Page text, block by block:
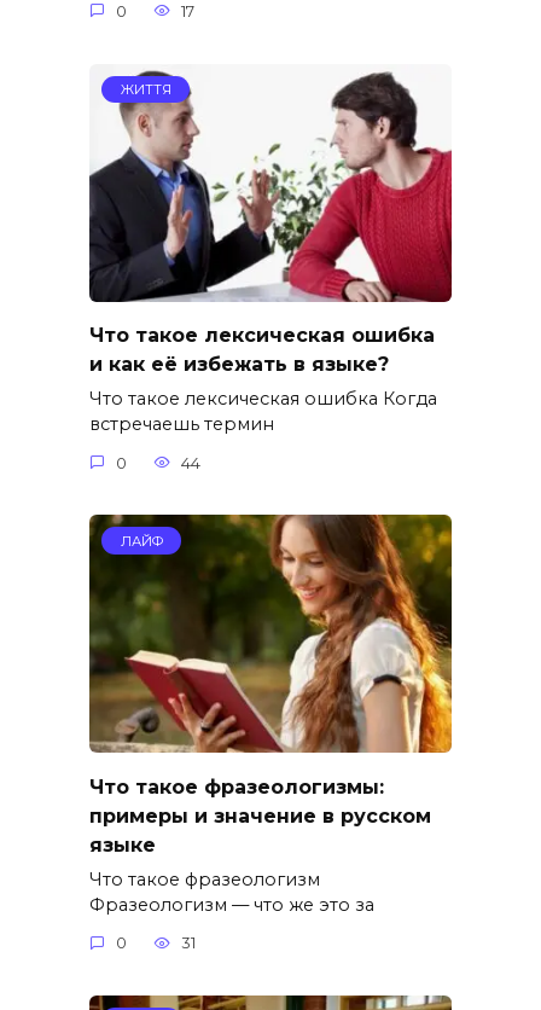
0 17
ЖИТТЯ
Что такое лексическая ошибка
и как её избежать в языке?
Что такое лексическая ошибка Когда
встречаешь термин
0 44
ЛАЙФ
Что такое фразеологизмы:
примеры и значение в русском
языке
Что такое фразеологизм
Фразеологизм — что же это за
0 31